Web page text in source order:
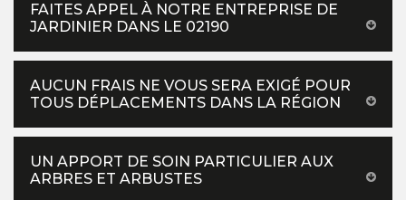
FAITES APPEL À NOTRE ENTREPRISE DE
JARDINIER DANS LE 02190
AUCUN FRAIS NE VOUS SERA EXIGÉ POUR
TOUS DÉPLACEMENTS DANS LA RÉGION
UN APPORT DE SOIN PARTICULIER AUX
ARBRES ET ARBUSTES